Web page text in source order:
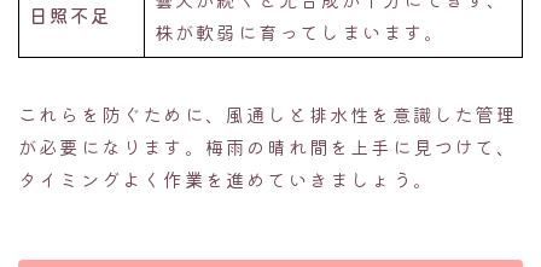
日照不足
株が軟弱に育ってしまいます。
これらを防ぐために、風通しと排水性を意識した管理
が必要になります。梅雨の晴れ間を上手に見つけて、
タイミングよく作業を進めていきましょう。